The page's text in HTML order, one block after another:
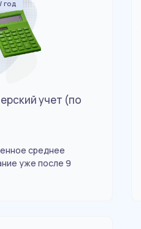
год
учет (по
среднее
уже после 9